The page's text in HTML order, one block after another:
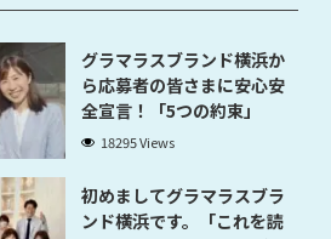
グラマラスブランド横浜か
ら応募者の皆さまに安心安
全宣言！「5つの約束」
18295 Views
初めましてグラマラスブラ
ンド横浜です。「これを読